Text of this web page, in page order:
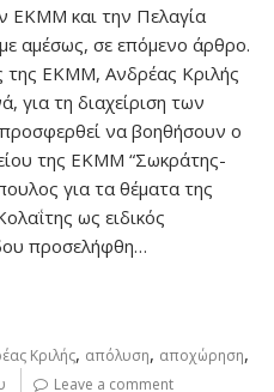
ΕΚΜΜ και την Πελαγία
αμέσως, σε επόμενο άρθρο.
της ΕΚΜΜ, Ανδρέας Κριλής
για τη διαχείριση των
να βοηθήσουν ο
της ΕΚΜΜ “Σωκράτης-
για τα θέματα της
ως ειδικός
προσελήφθη…
Κριλής, απόλυση, αποχώρηση,
Leave a comment